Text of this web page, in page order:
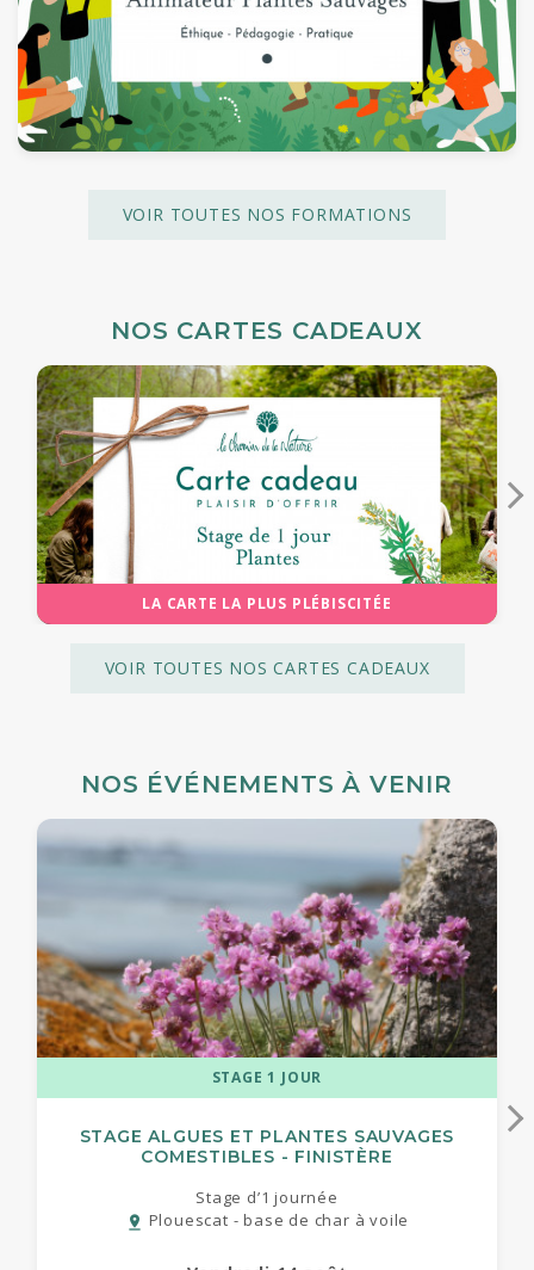
VOIR TOUTES NOS FORMATIONS
NOS CARTES CADEAUX
LA CARTE LA PLUS PLÉBISCITÉE
VOIR TOUTES NOS CARTES CADEAUX
NOS ÉVÉNEMENTS À VENIR
STAGE 1 JOUR
STAGE ALGUES ET PLANTES SAUVAGES
COMESTIBLES - FINISTÈRE
Stage d’1 journée
pin_drop Plouescat - base de char à voile